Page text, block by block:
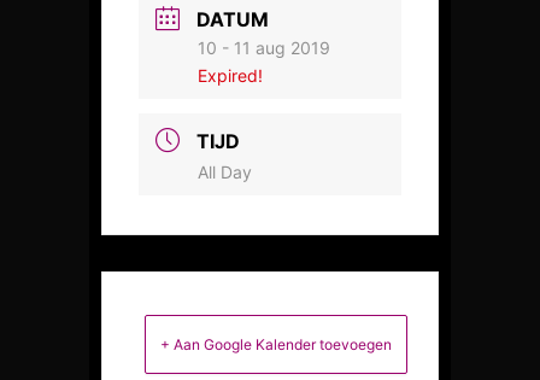
DATUM
10 - 11 aug 2019
Expired!
TIJD
All Day
+ Aan Google Kalender toevoegen